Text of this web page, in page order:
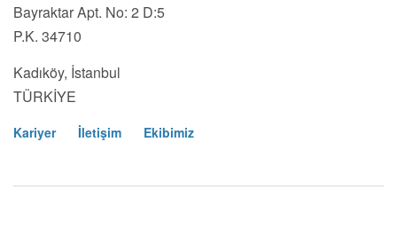
Bayraktar Apt. No: 2 D:5
P.K. 34710
Kadıköy, İstanbul
TÜRKİYE
Kariyer İletişim Ekibimiz